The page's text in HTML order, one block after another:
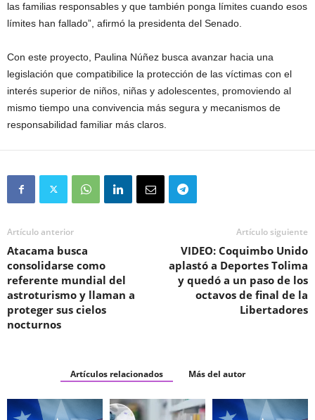
las familias responsables y que también ponga límites cuando esos
límites han fallado”, afirmó la presidenta del Senado.
Con este proyecto, Paulina Núñez busca avanzar hacia una
legislación que compatibilice la protección de las víctimas con el
interés superior de niños, niñas y adolescentes, promoviendo al
mismo tiempo una convivencia más segura y mecanismos de
responsabilidad familiar más claros.
Artículo anterior
Atacama busca
consolidarse como
referente mundial del
astroturismo y llaman a
proteger sus cielos
nocturnos
Artículo siguiente
VIDEO: Coquimbo Unido
aplastó a Deportes Tolima
y quedó a un paso de los
octavos de final de la
Libertadores
Artículos relacionados Más del autor